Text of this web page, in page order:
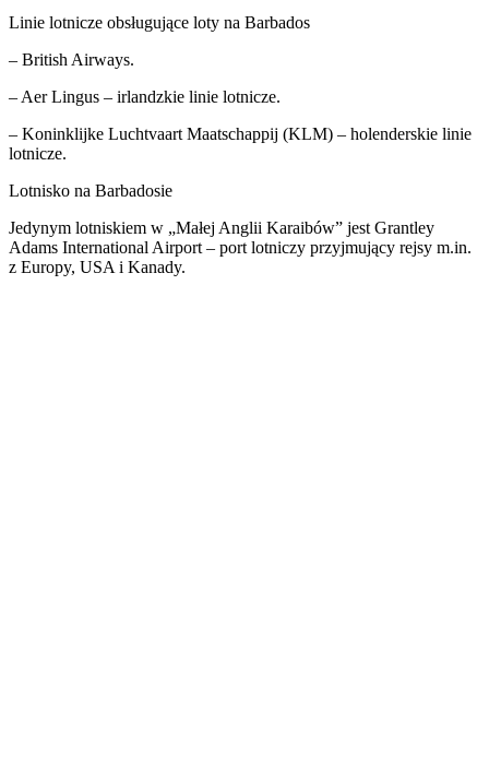
Linie lotnicze obsługujące loty na Barbados
– British Airways.
– Aer Lingus – irlandzkie linie lotnicze.
– Koninklijke Luchtvaart Maatschappij (KLM) – holenderskie linie
lotnicze.
Lotnisko na Barbadosie
Jedynym lotniskiem w „Małej Anglii Karaibów” jest Grantley
Adams International Airport – port lotniczy przyjmujący rejsy m.in.
z Europy, USA i Kanady.